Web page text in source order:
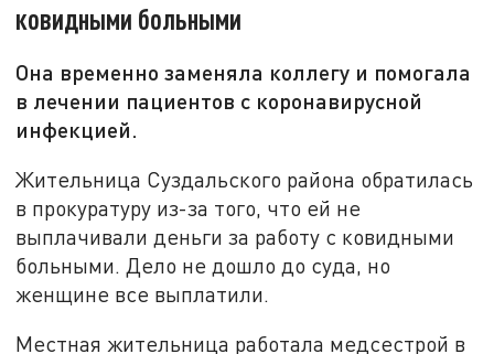
ковидными больными
Она временно заменяла коллегу и помогала
в лечении пациентов с коронавирусной
инфекцией.
Жительница Суздальского района обратилась
в прокуратуру из-за того, что ей не
выплачивали деньги за работу с ковидными
больными. Дело не дошло до суда, но
женщине все выплатили.
Местная жительница работала медсестрой в